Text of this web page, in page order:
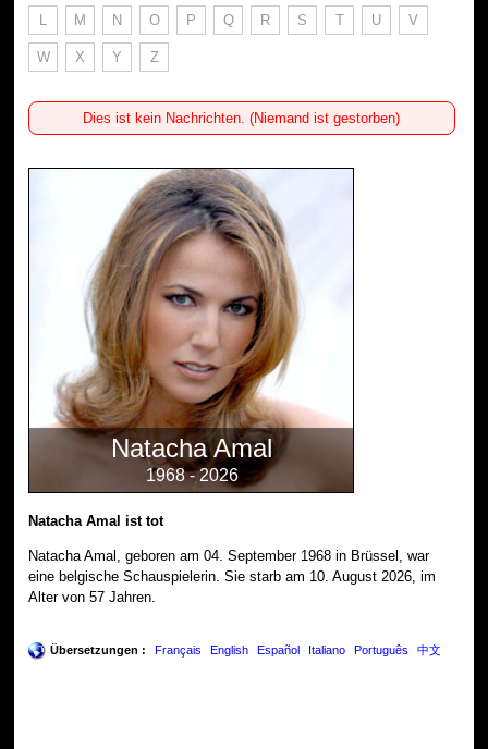
L M N O P Q R S T U V
W X Y Z
Dies ist kein Nachrichten. (Niemand ist gestorben)
Natacha Amal
1968 - 2026
Natacha Amal ist tot
Natacha Amal, geboren am 04. September 1968 in Brüssel, war
eine belgische Schauspielerin. Sie starb am 10. August 2026, im
Alter von 57 Jahren.
Übersetzungen : Français English Español Italiano Português 中文